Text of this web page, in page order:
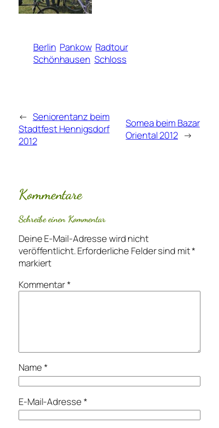
Berlin Pankow Radtour
Schönhausen Schloss
← Seniorentanz beim
Stadtfest Hennigsdorf
2012
Somea beim Bazar
Oriental 2012 →
Kommentare
Schreibe einen Kommentar
Deine E-Mail-Adresse wird nicht
veröffentlicht.Erforderliche Felder sind mit*
markiert
Kommentar*
Name*
E-Mail-Adresse*